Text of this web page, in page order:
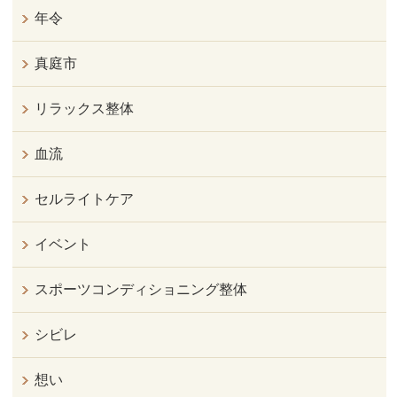
年令
真庭市
リラックス整体
血流
セルライトケア
イベント
スポーツコンディショニング整体
シビレ
想い